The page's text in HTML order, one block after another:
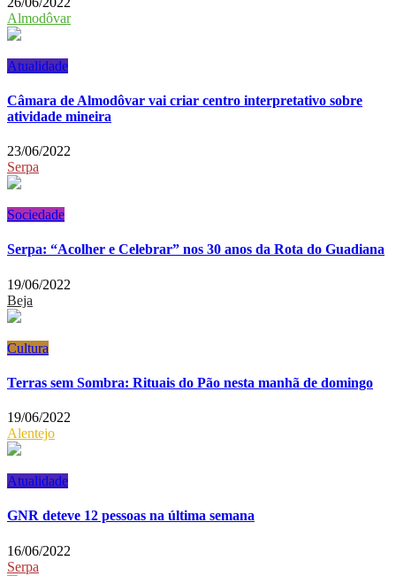
Almodôvar
Atualidade
Câmara de Almodôvar vai criar centro interpretativo sobre
atividade mineira
23/06/2022
Serpa
Sociedade
Serpa: “Acolher e Celebrar” nos 30 anos da Rota do Guadiana
19/06/2022
Beja
Cultura
Terras sem Sombra: Rituais do Pão nesta manhã de domingo
19/06/2022
Alentejo
Atualidade
GNR deteve 12 pessoas na última semana
16/06/2022
Serpa